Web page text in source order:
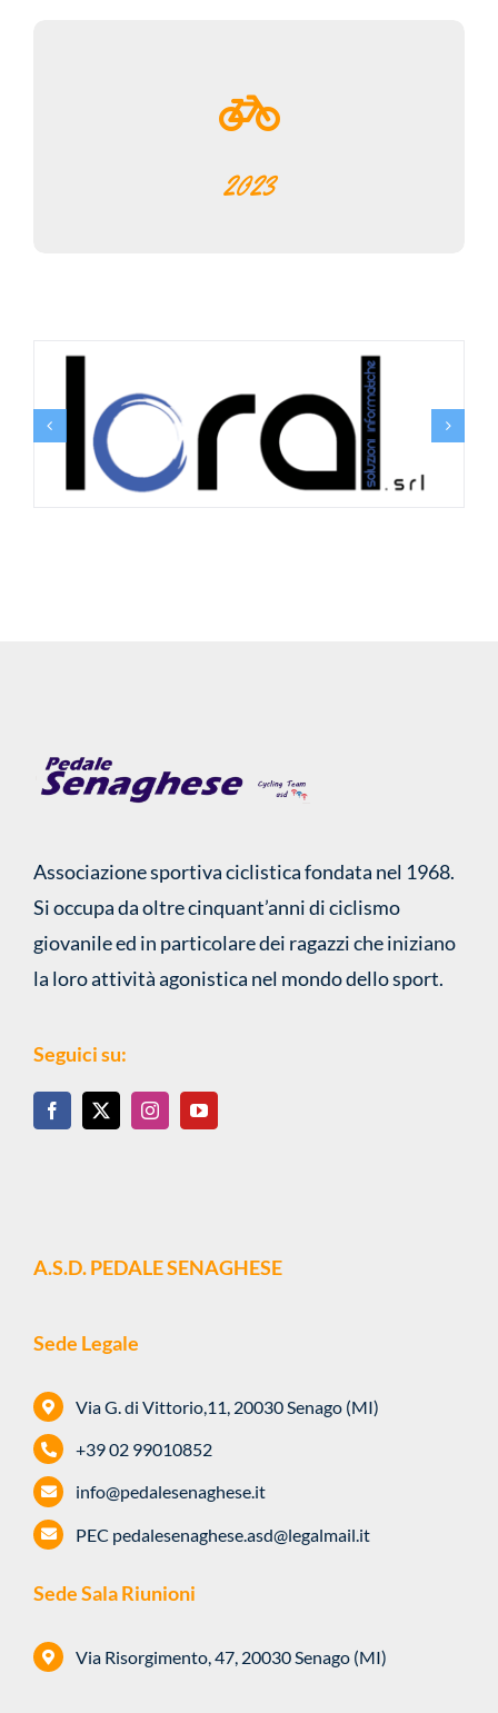
2023
Associazione sportiva ciclistica fondata nel 1968.
Si occupa da oltre cinquant’anni di ciclismo
giovanile ed in particolare dei ragazzi che iniziano
la loro attività agonistica nel mondo dello sport.
Seguici su:
A.S.D. PEDALE SENAGHESE
Sede Legale
Via G. di Vittorio,11, 20030 Senago (MI)
+39 02 99010852
info@pedalesenaghese.it
PEC pedalesenaghese.asd@legalmail.it
Sede Sala Riunioni
Via Risorgimento, 47, 20030 Senago (MI)